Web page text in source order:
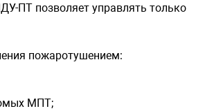
Рубеж-
ПТ позволяет управлять только
пожаротушением:
МПТ;